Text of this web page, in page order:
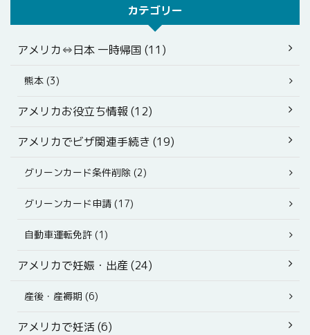
カテゴリー
アメリカ⇔日本 一時帰国 (11)
熊本 (3)
アメリカお役立ち情報 (12)
アメリカでビザ関連手続き (19)
グリーンカード条件削除 (2)
グリーンカード申請 (17)
自動車運転免許 (1)
アメリカで妊娠・出産 (24)
産後・産褥期 (6)
アメリカで妊活 (6)